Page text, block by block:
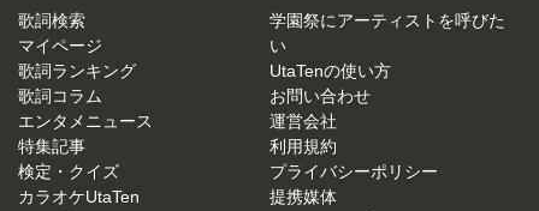
歌詞検索
マイページ
歌詞ランキング
歌詞コラム
エンタメニュース
特集記事
検定・クイズ
カラオケUtaTen
学園祭にアーティストを呼びた
い
UtaTenの使い方
お問い合わせ
運営会社
利用規約
プライバシーポリシー
提携媒体